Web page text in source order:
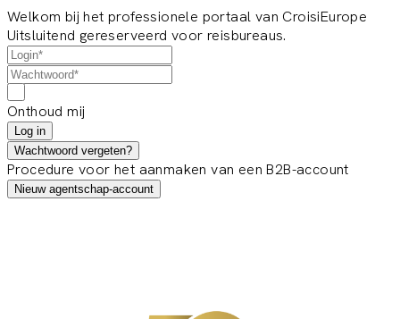
Welkom bij het professionele portaal van CroisiEurope
Uitsluitend gereserveerd voor reisbureaus.
Onthoud mij
Log in
Wachtwoord vergeten?
Procedure voor het aanmaken van een B2B-account
Nieuw agentschap-account